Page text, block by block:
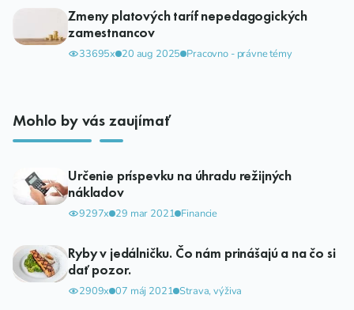
Zmeny platových taríf nepedagogických
zamestnancov
33695x 20 aug 2025 Pracovno - právne témy
Mohlo by vás zaujímať
Určenie príspevku na úhradu režijných
nákladov
9297x 29 mar 2021 Financie
Ryby v jedálničku. Čo nám prinášajú a na čo si
dať pozor.
2909x 07 máj 2021 Strava, výživa